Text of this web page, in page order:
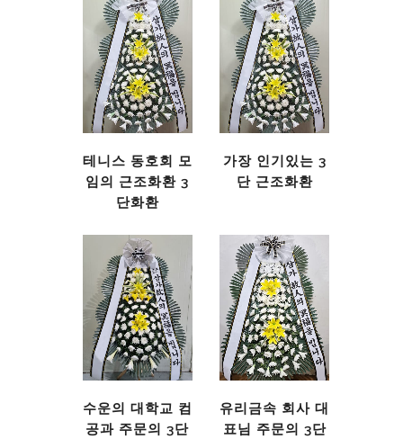
테니스 동호회 모
임의 근조화환 3
단화환
가장 인기있는 3
단 근조화환
수운의 대학교 컴
공과 주문의 3단
유리금속 회사 대
표님 주문의 3단